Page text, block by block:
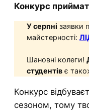
Конкурс
У серпні заявки
майстерності:
Шановні колеги!
студентів є
Конкурс
сезоном, тому